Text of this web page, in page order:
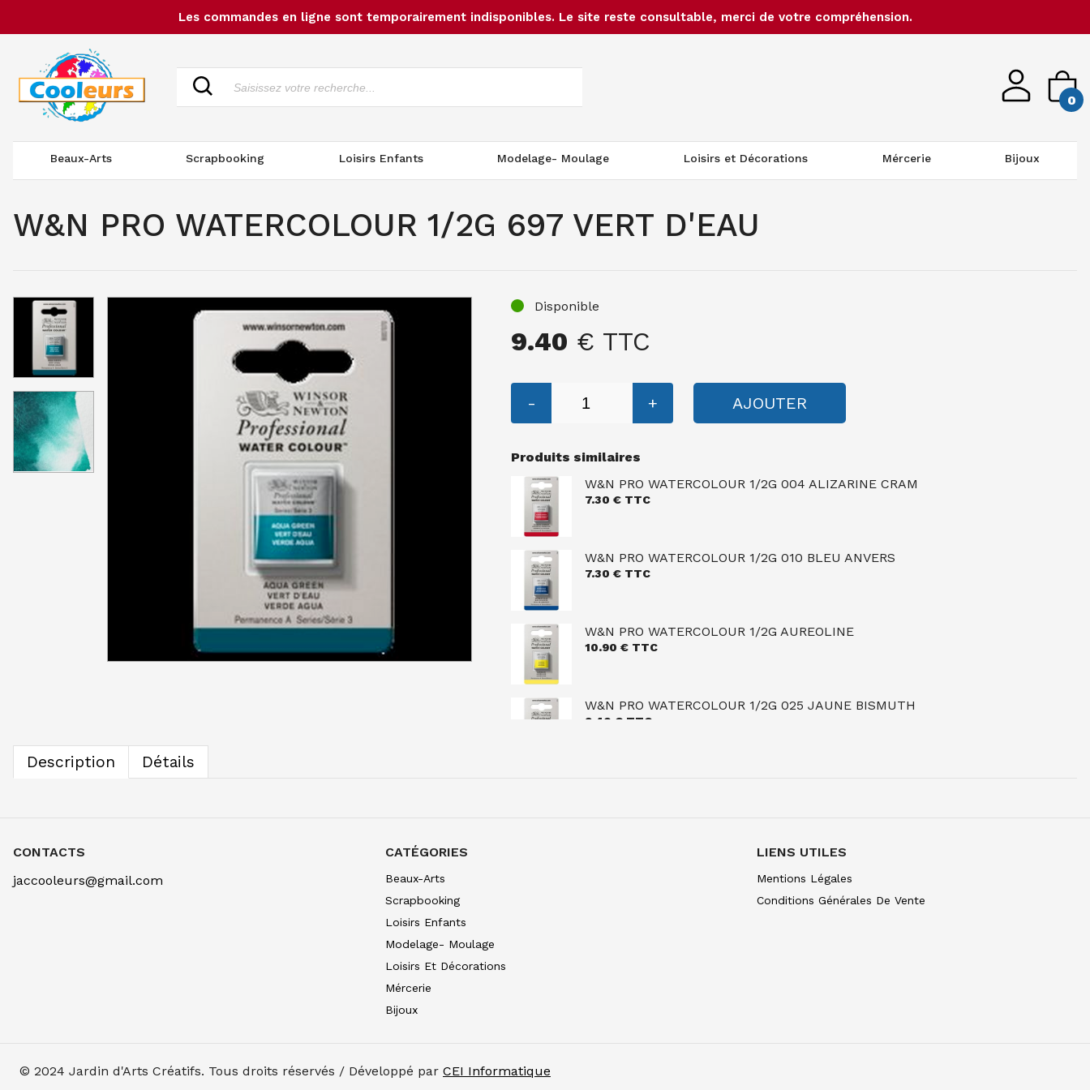
Les commandes en ligne sont temporairement indisponibles. Le site reste consultable, merci de votre compréhension.
0
Beaux-Arts Scrapbooking Loisirs Enfants Modelage- Moulage Loisirs et Décorations Mércerie Bijoux
W&N PRO WATERCOLOUR 1/2G 697 VERT D'EAU
Disponible
9.40 € TTC
- + AJOUTER
Produits similaires
W&N PRO WATERCOLOUR 1/2G 004 ALIZARINE CRAM
7.30 € TTC
W&N PRO WATERCOLOUR 1/2G 010 BLEU ANVERS
7.30 € TTC
W&N PRO WATERCOLOUR 1/2G AUREOLINE
10.90 € TTC
W&N PRO WATERCOLOUR 1/2G 025 JAUNE BISMUTH
9.40 € TTC
W&N PRO WATERCOLOUR 1/2G 074 TERRE SIENNE BRULEE
Description Détails
CONTACTS
jaccooleurs@gmail.com
CATÉGORIES
Beaux-Arts
Scrapbooking
Loisirs Enfants
Modelage- Moulage
Loisirs Et Décorations
Mércerie
Bijoux
LIENS UTILES
Mentions Légales
Conditions Générales De Vente
© 2024 Jardin d'Arts Créatifs. Tous droits réservés / Développé par CEI Informatique